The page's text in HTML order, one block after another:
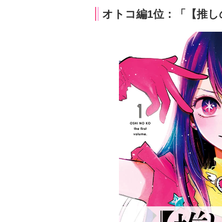
オトコ編1位：「【推